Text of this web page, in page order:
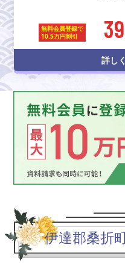
無料会員登録で
10.5万円割引
詳し
伊達郡桑折